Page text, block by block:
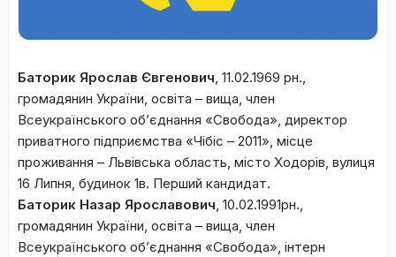
Баторик Ярослав Євгенович, 11.02.1969 рн.,
громадянин України, освіта – вища, член
Всеукраїнського об’єднання «Свобода», директор
приватного підприємства «Чібіс – 2011», місце
проживання – Львівська область, місто Ходорів, вулиця
16 Липня, будинок 1в. Перший кандидат.
Баторик Назар Ярославович, 10.02.1991рн.,
громадянин України, освіта – вища, член
Всеукраїнського об’єднання «Свобода», інтерн